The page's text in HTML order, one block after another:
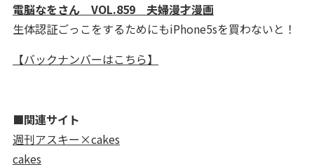
電脳なをさん VOL.859 夫婦漫才漫画
生体認証ごっこをするためにもiPhone5sを買わないと！
【バックナンバーはこちら】
■関連サイト
週刊アスキー×cakes
cakes